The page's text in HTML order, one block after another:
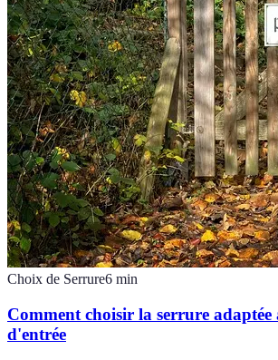
Choix de Serrure6 min
Comment choisir la serrure
d'entrée